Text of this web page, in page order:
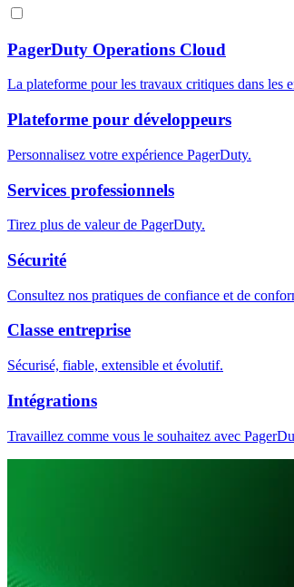
PagerDuty Operations Cloud
La plateforme pour les travaux critiques dans les
Plateforme pour développeurs
Personnalisez votre expérience PagerDuty.
Services professionnels
Tirez plus de valeur de PagerDuty.
Sécurité
Consultez nos pratiques de confiance et de
Classe entreprise
Sécurisé, fiable, extensible et évolutif.
Intégrations
Travaillez comme vous le souhaitez avec